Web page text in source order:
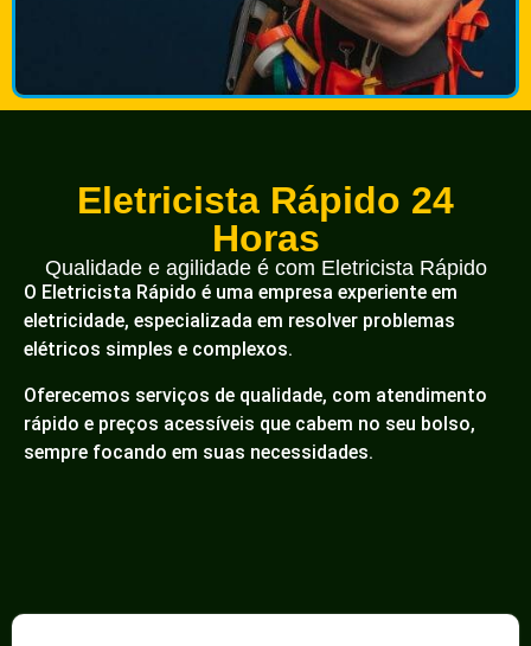
Eletricista Rápido 24
Horas
Qualidade e agilidade é com Eletricista Rápido
O Eletricista Rápido é uma empresa experiente em
eletricidade, especializada em resolver problemas
elétricos simples e complexos.
Oferecemos serviços de qualidade, com atendimento
rápido e preços acessíveis que cabem no seu bolso,
sempre focando em suas necessidades.